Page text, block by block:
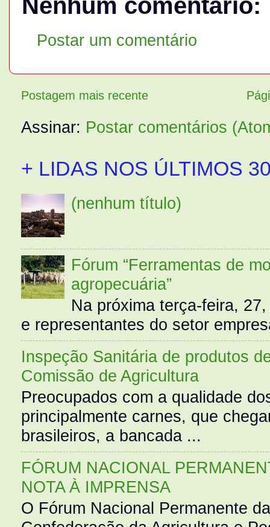
Nenhum comentário:
Postar um comentário
Postagem mais recente
Assinar: Postar comentários
+ LIDAS NOS ÚLTIMOS
(nenhum título)
Fórum “Ferramentas de
agropecuária”
Na próxima terça-feira,
e representantes do setor
Inspeção Sanitária de produtos
Comissão de Agricultura
Preocupados com a qualidade
principalmente carnes, que
brasileiros, a bancada ...
FÓRUM NACIONAL
NOTA À IMPRENSA
O Fórum Nacional Permanente